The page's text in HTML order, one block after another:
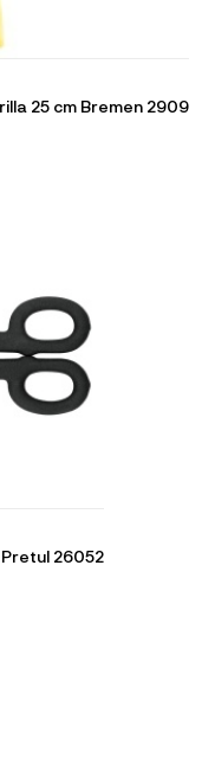
25 cm Bremen 2909
26052